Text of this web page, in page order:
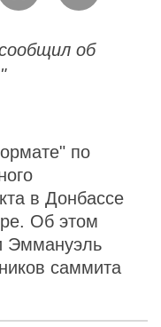
об
по
в Донбассе
Об этом
Эммануэль
саммита